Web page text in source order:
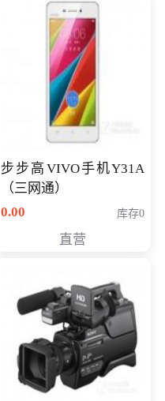
步步高VIVO手机Y31A
（三网通）
0.00
库存0
直营